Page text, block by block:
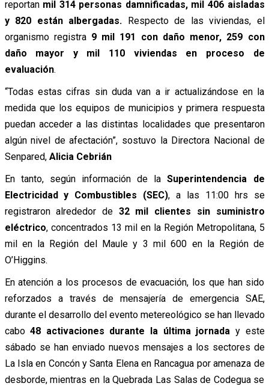
reportan mil 314 personas damnificadas, mil 406 aisladas
y 820 están albergadas. Respecto de las viviendas, el
organismo registra 9 mil 191 con daño menor, 259 con
daño mayor y mil 110 viviendas en proceso de
evaluación.
“Todas estas cifras sin duda van a ir actualizándose en la
medida que los equipos de municipios y primera respuesta
puedan acceder a las distintas localidades que presentaron
algún nivel de afectación”, sostuvo la Directora Nacional de
Senpared, Alicia Cebrián
En tanto, según información de laSuperintendencia de
Electricidad y Combustibles (SEC), a las 11:00 hrs se
registraron alrededor de 32 mil clientes sin suministro
eléctrico, concentrados 13 mil en la Región Metropolitana, 5
mil en la Región del Maule y 3 mil 600 en la Región de
O’Higgins.
En atención a los procesos de evacuación, los que han sido
reforzados a través de mensajería de emergencia SAE,
durante el desarrollo del evento metereológico se han llevado
cabo48 activaciones durante la última jornada y este
sábado se han enviado nuevos mensajes a los sectores de
La Isla en Concón y Santa Elena en Rancagua por amenaza de
desborde, mientras en la Quebrada Las Salas de Codegua se